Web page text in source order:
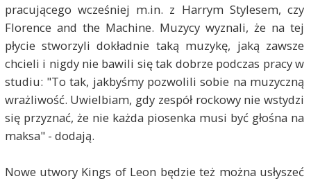
pracującego wcześniej m.in. z Harrym Stylesem, czy
Florence and the Machine. Muzycy wyznali, że na tej
płycie stworzyli dokładnie taką muzykę, jaką zawsze
chcieli i nigdy nie bawili się tak dobrze podczas pracy w
studiu: "To tak, jakbyśmy pozwolili sobie na muzyczną
wrażliwość. Uwielbiam, gdy zespół rockowy nie wstydzi
się przyznać, że nie każda piosenka musi być głośna na
maksa" - dodają.
Nowe utwory Kings of Leon będzie też można usłyszeć